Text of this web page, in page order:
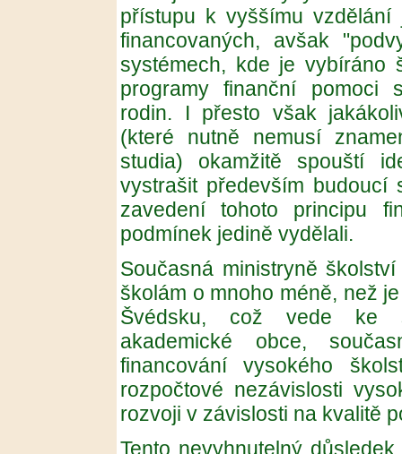
přístupu k vyššímu
financovaných, avšak
systémech, kde je vybíráno
programy finanční pomoci
rodin. I přesto však
(které nutně nemusí
studia) okamžitě spouští
vystrašit především budoucí
zavedení tohoto principu
podmínek jedině vydělali.
Současná ministryně
školám o mnoho méně, než
Švédsku, což vede ke
akademické obce,
financování vysokého
rozpočtové nezávislosti
rozvoji v závislosti na kvalitě
Tento nevyhnutelný